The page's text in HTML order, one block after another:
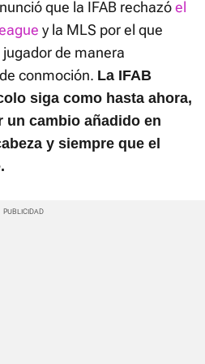
que la IFAB rechazóel
y la MLS por el que
de manera
conmoción. La IFAB
siga como hasta ahora,
un cambio añadido en
y siempre que el